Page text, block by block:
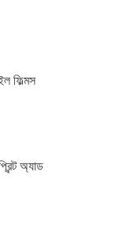
ফিল্মস
অ্যাড